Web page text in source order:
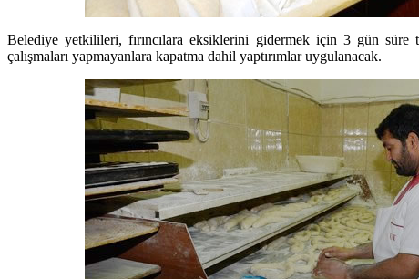
Belediye yetkilileri, fırıncılara eksiklerini gidermek için 3 gün süre
çalışmaları yapmayanlara kapatma dahil yaptırımlar uygulanacak.